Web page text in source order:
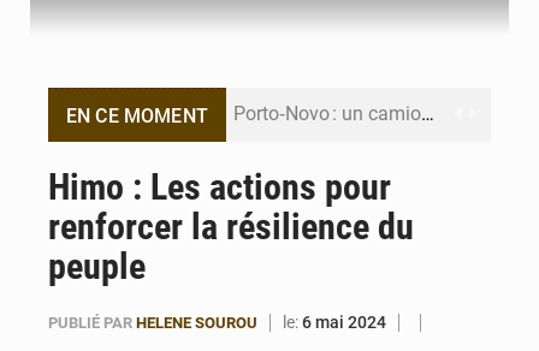
EN CE MOMENT Porto‑Novo : un camion de produits pétroliers embrase Avakpa
Himo : Les actions pour
renforcer la résilience du
peuple
PUBLIÉ PAR HELENE SOUROU le:6 mai 2024